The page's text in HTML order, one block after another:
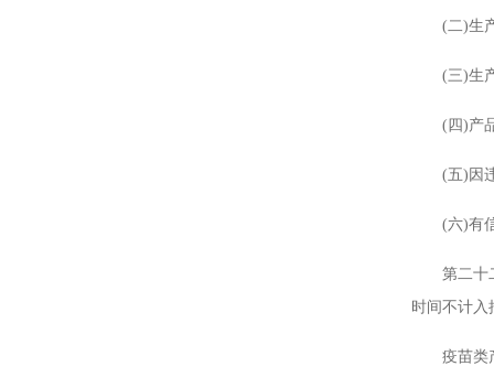
(二)生产
(三)生产
(四)产品
(五)因违
(六)有信
第二十二
时间不计入
疫苗类产